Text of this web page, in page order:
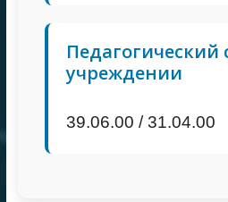
Педагогический
учреждении
39.06.00 / 31.04.00